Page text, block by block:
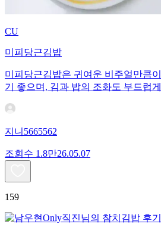
CU
미피당근김밥
미피당근김밥은 귀여운 비주얼만큼
기 좋으며, 김과 밥의 조화도 부드럽
지니5665562
조회수 1.8만26.05.07
159